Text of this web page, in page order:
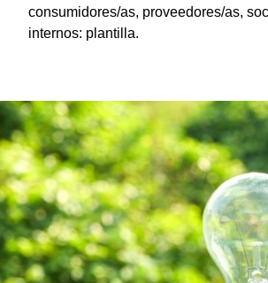
consumidores/as, proveedores/as,
internos: plantilla.